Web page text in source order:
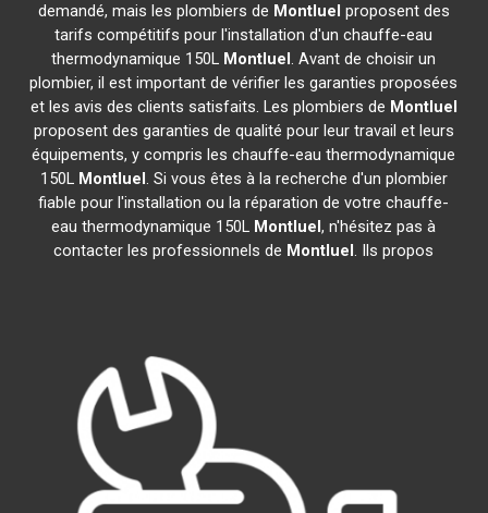
demandé, mais les plombiers de Montluel proposent des
tarifs compétitifs pour l'installation d'un chauffe-eau
thermodynamique 150L Montluel. Avant de choisir un
plombier, il est important de vérifier les garanties proposées
et les avis des clients satisfaits. Les plombiers de Montluel
proposent des garanties de qualité pour leur travail et leurs
équipements, y compris les chauffe-eau thermodynamique
150L Montluel. Si vous êtes à la recherche d'un plombier
fiable pour l'installation ou la réparation de votre chauffe-
eau thermodynamique 150L Montluel, n'hésitez pas à
contacter les professionnels de Montluel. Ils propos